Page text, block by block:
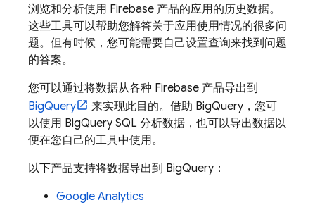
浏览和分析使用 Firebase 产品的应用的历史数据。
这些工具可以帮助您解答关于应用使用情况的很多问
题。但有时候，您可能需要自己设置查询来找到问题
的答案。
您可以通过将数据从各种 Firebase 产品导出到
BigQuery
来实现此目的。借助 BigQuery ，您可
以使用 BigQuery SQL 分析数据，也可以导出数据以
便在您自己的工具中使用。
以下产品支持将数据导出到 BigQuery ：
Google Analytics